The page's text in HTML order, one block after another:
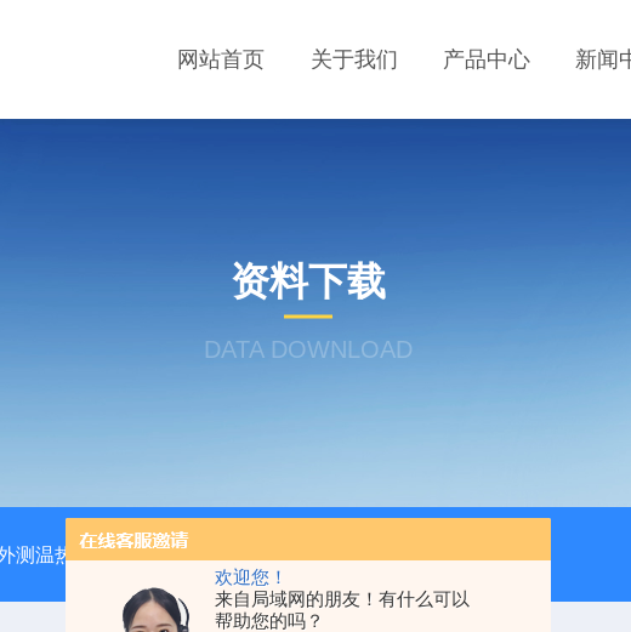
欢迎您！
来自局域网的朋友！有什么可以
帮助您的吗？
网站首页 关于我们 产品中心 新闻
资料下载
DATA DOWNLOAD
测温热像仪 固纬 AFG-2225 双通道任意波信号发生器 APS-